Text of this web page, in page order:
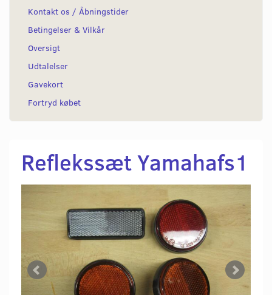
Kontakt os / Åbningstider
Betingelser & Vilkår
Oversigt
Udtalelser
Gavekort
Fortryd købet
Reflekssæt Yamahafs1